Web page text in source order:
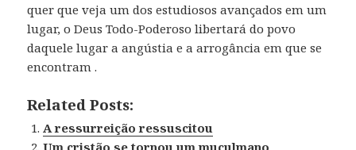
quer que veja um dos estudiosos avançados em um
lugar, o Deus Todo-Poderoso libertará do povo
daquele lugar a angústia e a arrogância em que se
encontram .
Related Posts:
A ressurreição ressuscitou